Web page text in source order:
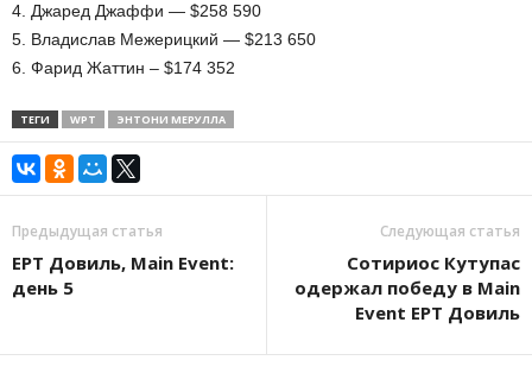
4. Джаред Джаффи — $258 590
5. Владислав Межерицкий — $213 650
6. Фарид Жаттин – $174 352
ТЕГИ WPT ЭНТОНИ МЕРУЛЛА
Предыдущая статья
EPT Довиль, Main Event:
день 5
Следующая статья
Сотириос Кутупас
одержал победу в Main
Event EPT Довиль